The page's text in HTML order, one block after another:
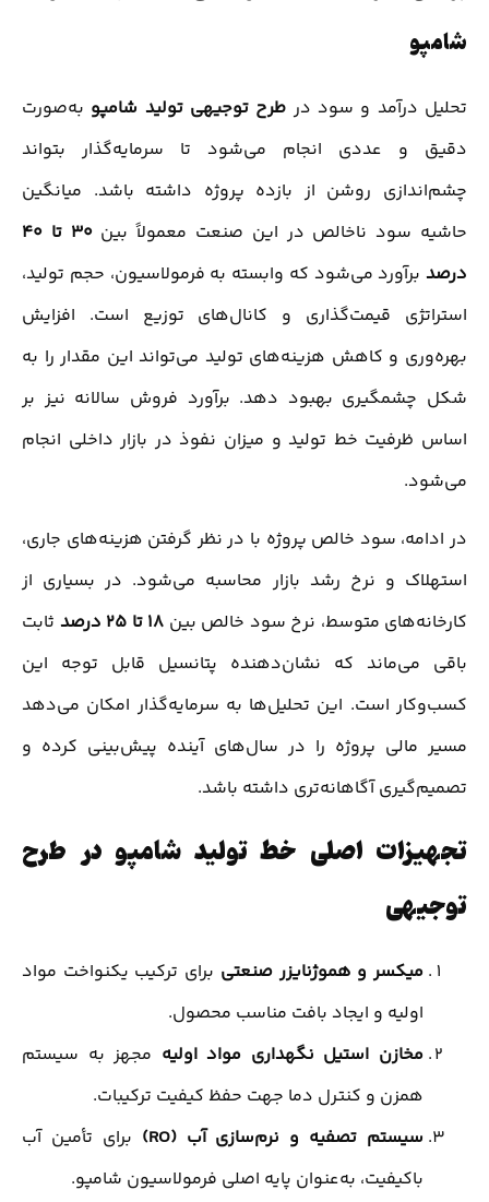
شامپو
تحلیل درآمد و سود در طرح توجیهی تولید شامپو به‌صورت
دقیق و عددی انجام می‌شود تا سرمایه‌گذار بتواند
چشم‌اندازی روشن از بازده پروژه داشته باشد. میانگین
حاشیه سود ناخالص در این صنعت معمولاً بین
۳۰ تا ۴۰
درصد برآورد می‌شود که وابسته به فرمولاسیون، حجم تولید،
استراتژی قیمت‌گذاری و کانال‌های توزیع است. افزایش
بهره‌وری و کاهش هزینه‌های تولید می‌تواند این مقدار را به
شکل چشمگیری بهبود دهد. برآورد فروش سالانه نیز بر
اساس ظرفیت خط تولید و میزان نفوذ در بازار داخلی انجام
می‌شود.
در ادامه، سود خالص پروژه با در نظر گرفتن هزینه‌های جاری،
استهلاک و نرخ رشد بازار محاسبه می‌شود. در بسیاری از
کارخانه‌های متوسط، نرخ سود خالص بین ۱۸ تا ۲۵ درصد
ثابت
باقی می‌ماند که نشان‌دهنده پتانسیل قابل توجه این
کسب‌وکار است. این تحلیل‌ها به سرمایه‌گذار امکان می‌دهد
مسیر مالی پروژه را در سال‌های آینده پیش‌بینی کرده و
تصمیم‌گیری آگاهانه‌تری داشته باشد.
تجهیزات اصلی خط تولید شامپو در طرح
توجیهی
میکسر و هموژنایزر صنعتی برای ترکیب یکنواخت مواد
اولیه و ایجاد بافت مناسب محصول.
مخازن استیل نگهداری مواد اولیه مجهز به سیستم
همزن و کنترل دما جهت حفظ کیفیت ترکیبات.
سیستم تصفیه و نرم‌سازی آب (RO)
برای تأمین آب
باکیفیت، به‌عنوان پایه اصلی فرمولاسیون شامپو.